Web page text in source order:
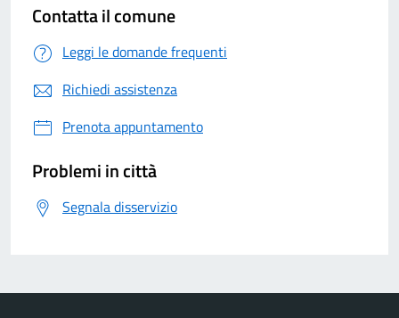
Contatta il comune
Leggi le domande frequenti
Richiedi assistenza
Prenota appuntamento
Problemi in città
Segnala disservizio